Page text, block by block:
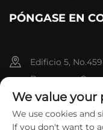
PÓNGASE EN
Edificio 5,
Dongguan,
+852-8402 6198
We value your
We use cookies and
If you don't want to